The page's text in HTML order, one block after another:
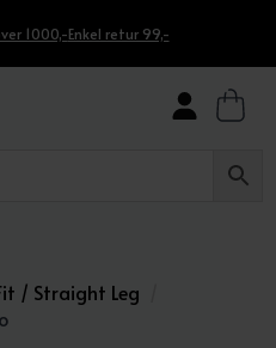
1000,-Enkel retur 99,-
/ Straight Leg